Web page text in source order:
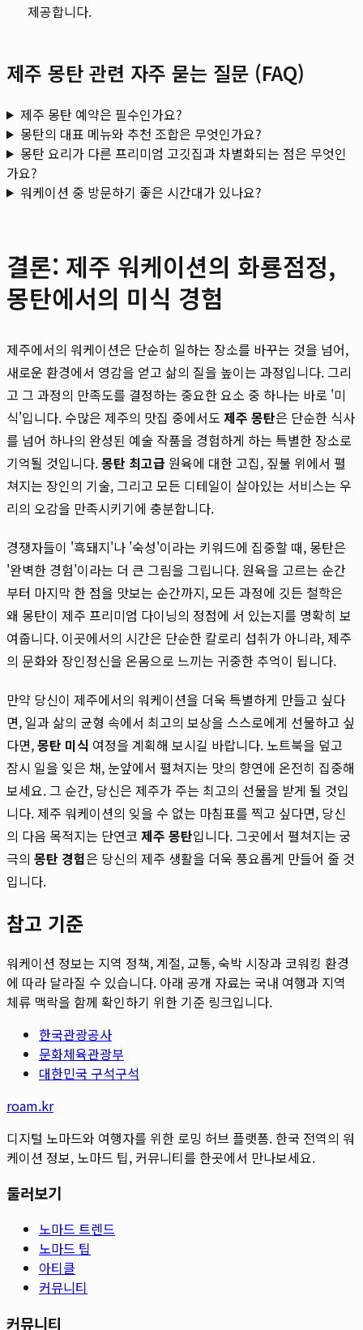
제공합니다.
제주 몽탄 관련 자주 묻는 질문 (FAQ)
제주 몽탄 예약은 필수인가요?
몽탄의 대표 메뉴와 추천 조합은 무엇인가요?
몽탄 요리가 다른 프리미엄 고깃집과 차별화되는 점은 무엇인
가요?
워케이션 중 방문하기 좋은 시간대가 있나요?
결론: 제주 워케이션의 화룡점정,
몽탄에서의 미식 경험
제주에서의 워케이션은 단순히 일하는 장소를 바꾸는 것을 넘어,
새로운 환경에서 영감을 얻고 삶의 질을 높이는 과정입니다. 그리
고 그 과정의 만족도를 결정하는 중요한 요소 중 하나는 바로 '미
식'입니다. 수많은 제주의 맛집 중에서도 제주 몽탄은 단순한 식사
를 넘어 하나의 완성된 예술 작품을 경험하게 하는 특별한 장소로
기억될 것입니다.몽탄 최고급 원육에 대한 고집, 짚불 위에서 펼
쳐지는 장인의 기술, 그리고 모든 디테일이 살아있는 서비스는 우
리의 오감을 만족시키기에 충분합니다.
경쟁자들이 '흑돼지'나 '숙성'이라는 키워드에 집중할 때, 몽탄은
'완벽한 경험'이라는 더 큰 그림을 그립니다. 원육을 고르는 순간
부터 마지막 한 점을 맛보는 순간까지, 모든 과정에 깃든 철학은
왜 몽탄이 제주 프리미엄 다이닝의 정점에 서 있는지를 명확히 보
여줍니다. 이곳에서의 시간은 단순한 칼로리 섭취가 아니라, 제주
의 문화와 장인정신을 온몸으로 느끼는 귀중한 추억이 됩니다.
만약 당신이 제주에서의 워케이션을 더욱 특별하게 만들고 싶다
면, 일과 삶의 균형 속에서 최고의 보상을 스스로에게 선물하고 싶
다면,몽탄 미식 여정을 계획해 보시길 바랍니다. 노트북을 덮고
잠시 일을 잊은 채, 눈앞에서 펼쳐지는 맛의 향연에 온전히 집중해
보세요. 그 순간, 당신은 제주가 주는 최고의 선물을 받게 될 것입
니다. 제주 워케이션의 잊을 수 없는 마침표를 찍고 싶다면, 당신
의 다음 목적지는 단연코 제주 몽탄입니다. 그곳에서 펼쳐지는 궁
극의 몽탄 경험은 당신의 제주 생활을 더욱 풍요롭게 만들어 줄 것
입니다.
참고 기준
워케이션 정보는 지역 정책, 계절, 교통, 숙박 시장과 코워킹 환경
에 따라 달라질 수 있습니다. 아래 공개 자료는 국내 여행과 지역
체류 맥락을 함께 확인하기 위한 기준 링크입니다.
한국관광공사
문화체육관광부
대한민국 구석구석
roam.kr
디지털 노마드와 여행자를 위한 로밍 허브 플랫폼. 한국 전역의 워
케이션 정보, 노마드 팁, 커뮤니티를 한곳에서 만나보세요.
둘러보기
노마드 트렌드
노마드 팁
아티클
커뮤니티
커뮤니티